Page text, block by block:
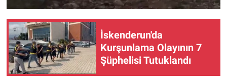
İskenderun'da
Kurşunlama Olayının 7
Şüphelisi Tutuklandı